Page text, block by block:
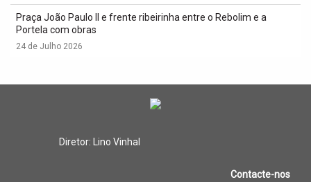
Praça João Paulo II e frente ribeirinha entre o Rebolim e a
Portela com obras
24 de Julho 2026
Diretor: Lino Vinhal
Contacte-nos